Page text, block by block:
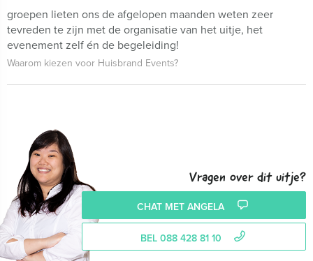
groepen lieten ons de afgelopen maanden weten zeer
tevreden te zijn met de organisatie van het uitje, het
evenement zelf én de begeleiding!
Waarom kiezen voor Huisbrand Events?
Vragen over dit uitje?
CHAT MET ANGELA
BEL 088 428 81 10